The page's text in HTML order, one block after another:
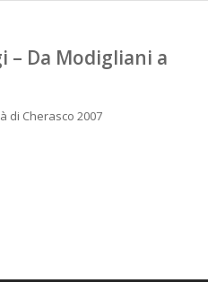
– Da Modigliani a
di Cherasco 2007